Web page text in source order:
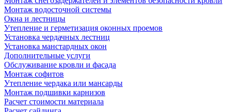
Монтаж водосточной системы
Окна и лестницы
Утепление и герметизация оконных проемов
Установка чердачных лестниц
Установка манстардных окон
Дополнительные услуги
Обслуживание кровли и фасада
Монтаж софитов
Утепление чердака или мансарды
Монтаж подшивки карнизов
Расчет стоимости материала